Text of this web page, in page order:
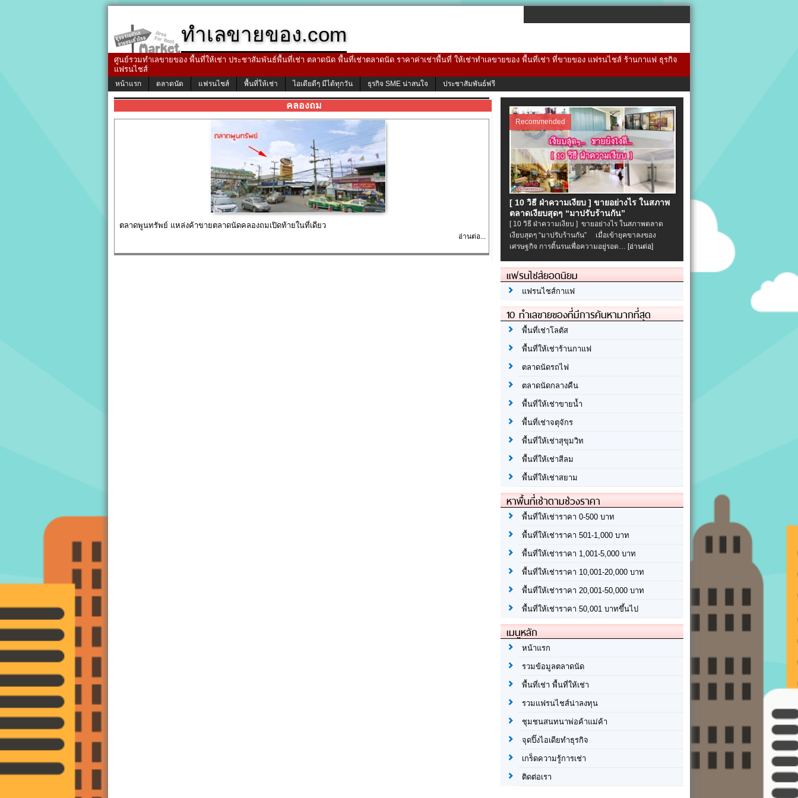
ทำเลขายของ.com
ศูนย์รวมทำเลขายของ พื้นที่ให้เช่า ประชาสัมพันธ์พื้นที่เช่า ตลาดนัด พื้นที่เช่าตลาดนัด ราคาค่าเช่าพื้นที่ ให้เช่าทำเลขายของ พื้นที่เช่า ที่ขายของ แฟรนไชส์ ร้านกาแฟ ธุรกิจ
แฟรนไชส์
หน้าแรก ตลาดนัด แฟรนไชส์ พื้นที่ให้เช่า ไอเดียดีๆ มีได้ทุกวัน ธุรกิจ SME น่าสนใจ ประชาสัมพันธ์ฟรี
คลองถม
ตลาดพูนทรัพย์ แหล่งค้าขายตลาดนัดคลองถมเปิดท้ายในที่เดียว
อ่านต่อ...
Recommended
[ 10 วิธี ฝ่าความเงียบ ] ขายอย่างไร ในสภาพ
ตลาดเงียบสุดๆ “มาปรับร้านกัน”
[ 10 วิธี ฝ่าความเงียบ ] ขายอย่างไร ในสภาพตลาด
เงียบสุดๆ “มาปรับร้านกัน” เมื่อเข้ายุคขาลงของ
เศรษฐกิจ การดิ้นรนเพื่อความอยู่รอด… [อ่านต่อ]
แฟรนไชส์ยอดนิยม
แฟรนไชส์กาแฟ
10 ทำเลขายของที่มีการค้นหามากที่สุด
พื้นที่เช่าโลตัส
พื้นที่ให้เช่าร้านกาแฟ
ตลาดนัดรถไฟ
ตลาดนัดกลางคืน
พื้นที่ให้เช่าขายน้ำ
พื้นที่เช่าจตุจักร
พื้นที่ให้เช่าสุขุมวิท
พื้นที่ให้เช่าสีลม
พื้นที่ให้เช่าสยาม
หาพื้นที่เช่าตามช่วงราคา
พื้นที่ให้เช่าราคา 0-500 บาท
พื้นที่ให้เช่าราคา 501-1,000 บาท
พื้นที่ให้เช่าราคา 1,001-5,000 บาท
พื้นที่ให้เช่าราคา 10,001-20,000 บาท
พื้นที่ให้เช่าราคา 20,001-50,000 บาท
พื้นที่ให้เช่าราคา 50,001 บาทขึ้นไป
เมนูหลัก
หน้าแรก
รวมข้อมูลตลาดนัด
พื้นที่เช่า พื้นที่ให้เช่า
รวมแฟรนไชส์น่าลงทุน
ชุมชนสนทนาพ่อค้าแม่ค้า
จุดปิ๊งไอเดียทำธุรกิจ
เกร็ดความรู้การเช่า
ติดต่อเรา